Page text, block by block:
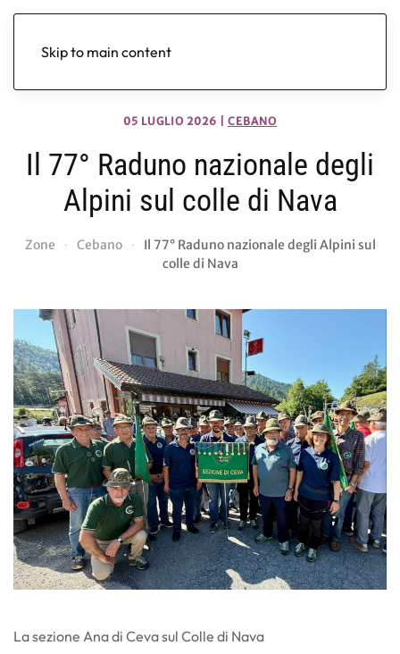
Skip to main content
05 LUGLIO 2026 CEBANO
Il 77° Raduno nazionale degli
Alpini sul colle di Nava
Zone Cebano
Il 77° Raduno nazionale degli Alpini sul
colle di Nava
La sezione Ana di Ceva sul Colle di Nava